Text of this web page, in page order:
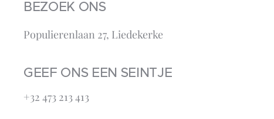
BEZOEK ONS
Populierenlaan 27, Liedekerke
GEEF ONS EEN SEINTJE
+32 473 213 413‬